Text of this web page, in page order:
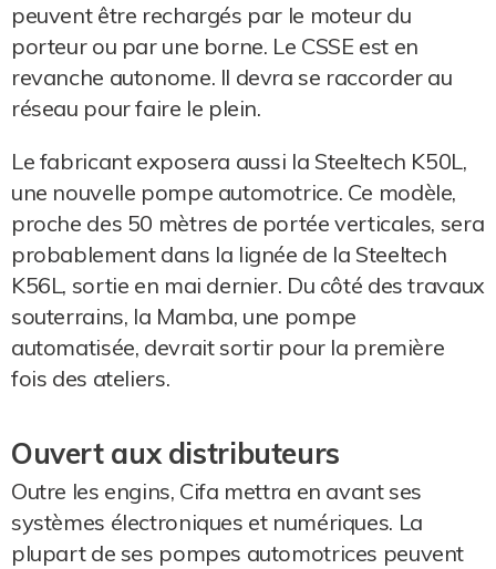
peuvent être rechargés par le moteur du
porteur ou par une borne. Le CSSE est en
revanche autonome. Il devra se raccorder au
réseau pour faire le plein.
Le fabricant exposera aussi la Steeltech K50L,
une nouvelle pompe automotrice. Ce modèle,
proche des 50 mètres de portée verticales, sera
probablement dans la lignée de la Steeltech
K56L, sortie en mai dernier. Du côté des travaux
souterrains, la Mamba, une pompe
automatisée, devrait sortir pour la première
fois des ateliers.
Ouvert aux distributeurs
Outre les engins, Cifa mettra en avant ses
systèmes électroniques et numériques. La
plupart de ses pompes automotrices peuvent